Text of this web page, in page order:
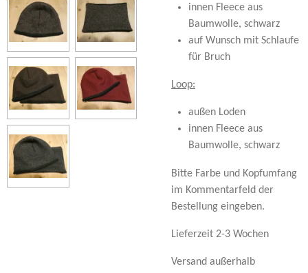
innen Fleece aus
Baumwolle, schwarz
auf Wunsch mit Schlaufe
für Bruch
Loop:
außen Loden
innen Fleece aus
Baumwolle, schwarz
Bitte Farbe und Kopfumfang
im Kommentarfeld der
Bestellung eingeben.
Lieferzeit 2-3 Wochen
Versand außerhalb